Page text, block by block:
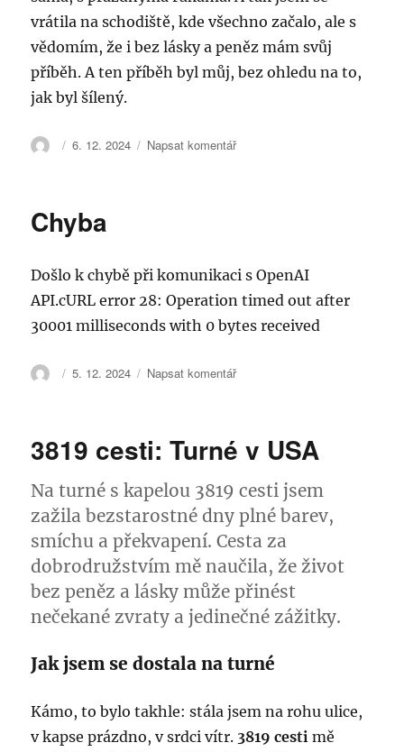
vrátila na schodiště, kde všechno začalo, ale s
vědomím, že i bez lásky a peněz mám svůj
příběh. A ten příběh byl můj, bez ohledu na to,
jak byl šílený.
Autor:
Publikováno:
6. 12. 2024 Napsat komentářpro
peněz:
Můj
o
Issovi
Chyba
Došlo k chybě při komunikaci s OpenAI
API.cURL error 28: Operation timed out after
30001 milliseconds with 0 bytes received
Autor:
Publikováno:
5. 12. 2024 Napsat komentářpro
Chyba
3819 cesti: Turné v USA
Na turné s kapelou 3819 cesti jsem
zažila bezstarostné dny plné barev,
smíchu a překvapení. Cesta za
dobrodružstvím mě naučila, že život
bez peněz a lásky může přinést
nečekané zvraty a jedinečné zážitky.
Jak jsem se dostala na turné
Kámo, to bylo takhle: stála jsem na rohu ulice,
v kapse prázdno, v srdci vítr. 3819 cesti mě